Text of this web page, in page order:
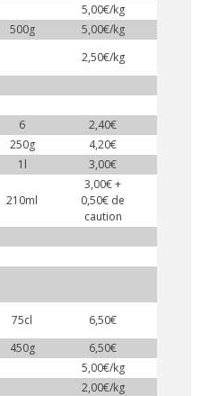
5,00€/kg
500g
5,00€/kg
2,50€/kg
6
2,40€
250g
4,20€
1l
3,00€
210ml
3,00€ +
0,50€ de
caution
75cl
6,50€
450g
6,50€
5,00€/kg
2,00€/kg